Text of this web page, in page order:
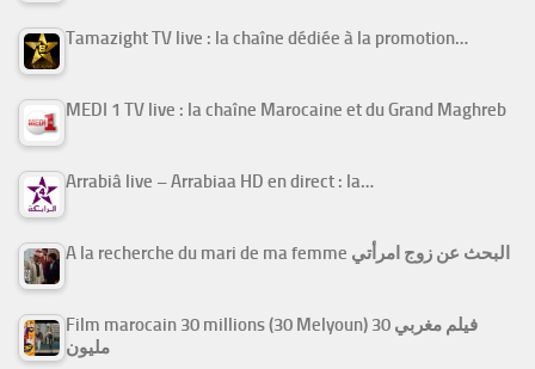
Tamazight TV live : la chaîne dédiée à la promotion…
MEDI 1 TV live : la chaîne Marocaine et du Grand Maghreb
Arrabiâ live – Arrabiaa HD en direct : la…
A la recherche du mari de ma femme البحث عن زوج امرأتي
Film marocain 30 millions (30 Melyoun) فيلم مغربي 30
مليون